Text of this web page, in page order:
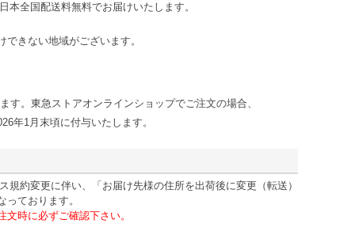
全国配送料無料でお届けいたします。
きない地域がございます。
。東急ストアオンラインショップでご注文の場合、
年1月末頃に付与いたします。
約変更に伴い、「お届け先様の住所を出荷後に変更（転送）
ております。
時に必ずご確認下さい。